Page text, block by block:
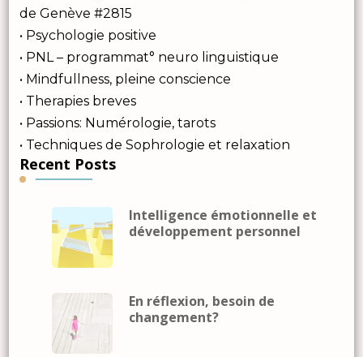
de Genève #2815
• Psychologie positive
• PNL – programmat° neuro linguistique
• Mindfullness, pleine conscience
• Therapies breves
• Passions: Numérologie, tarots
• Techniques de Sophrologie et relaxation
Recent Posts
Intelligence émotionnelle et
développement personnel
En réflexion, besoin de
changement?